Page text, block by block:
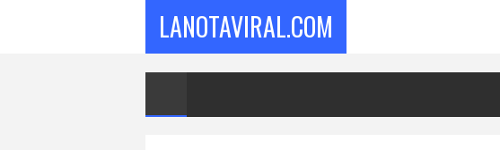
LANOTAVIRAL.COM